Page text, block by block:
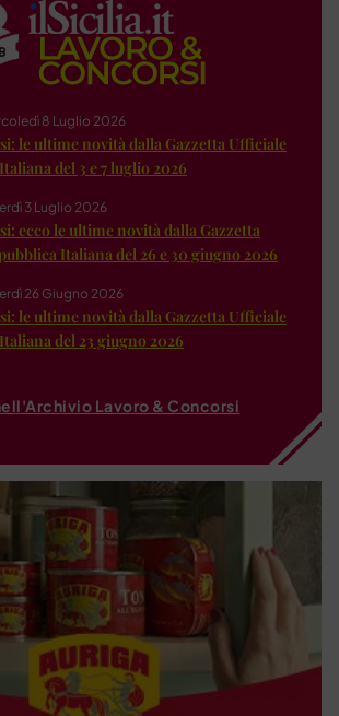
8 Luglio 2026
le ultime novità dalla Gazzetta Ufficiale
del 3 e 7 luglio 2026
3 Luglio 2026
ecco le ultime novità dalla Gazzetta
Italiana del 26 e 30 giugno 2026
26 Giugno 2026
le ultime novità dalla Gazzetta Ufficiale
del 23 giugno 2026
Lavoro & Concorsi